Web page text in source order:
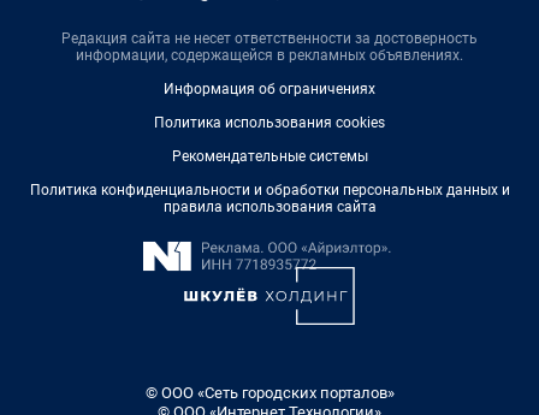
Редакция сайта не несет ответственности за достоверность
информации, содержащейся в рекламных объявлениях.
Информация об ограничениях
Политика использования cookies
Рекомендательные системы
Политика конфиденциальности и обработки персональных данных и
правила использования сайта
© ООО «Сеть городских порталов»